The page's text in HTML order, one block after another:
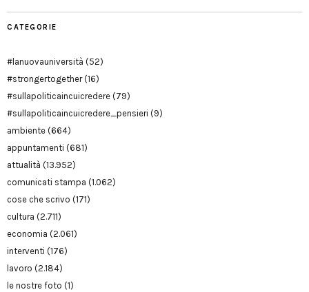
CATEGORIE
#lanuovauniversità (52)
#strongertogether(16)
#sullapoliticaincuicredere (79)
#sullapoliticaincuicredere_pensieri (9)
ambiente (664)
appuntamenti (681)
attualità (13.952)
comunicati stampa (1.062)
cose che scrivo (171)
cultura (2.711)
economia (2.061)
interventi (176)
lavoro (2.184)
le nostre foto (1)